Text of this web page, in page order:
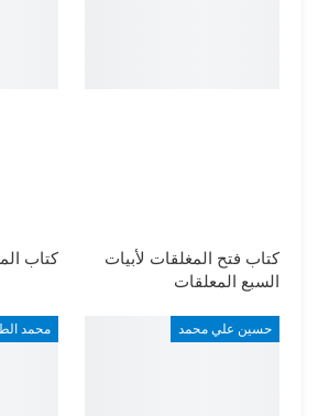
كتاب فتح المغلقات لأبيات
السبع المعلقات
كتاب
حسين علي محمد محمد